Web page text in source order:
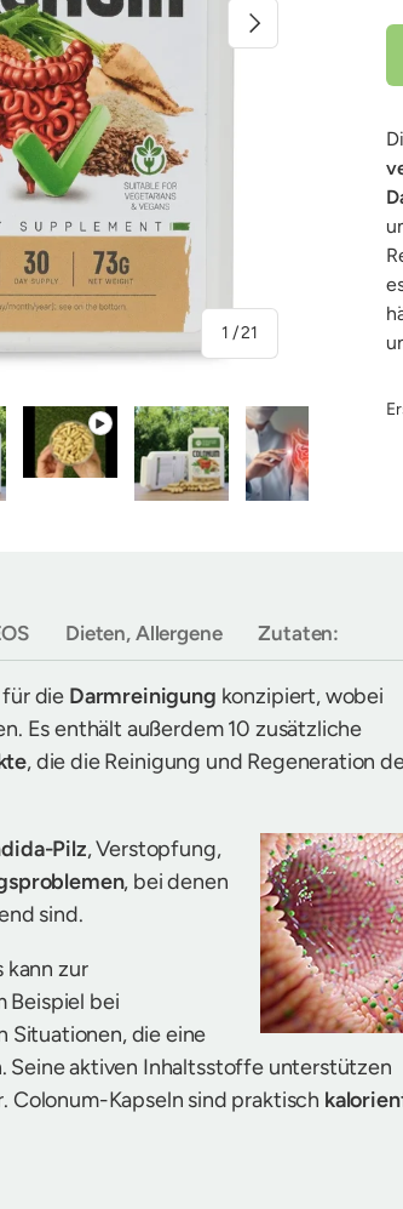
1 /von
21
Nächste
laden
Video 1 in Galerieansicht abspielen
Bild 5 in Galerieansicht laden
Bild 6 in Bild
Dieten, Allergene Zutaten:
die Darmreinigung konzipiert, wobei
Es enthält außerdem 10 zusätzliche
, die die Reinigung und Regeneration
Pilz, Verstopfung,
, bei denen
sind.
kann zur
Beispiel bei
Situationen, die eine
aktiven Inhaltsstoffe unterstützen
Colonum-Kapseln sind praktisch